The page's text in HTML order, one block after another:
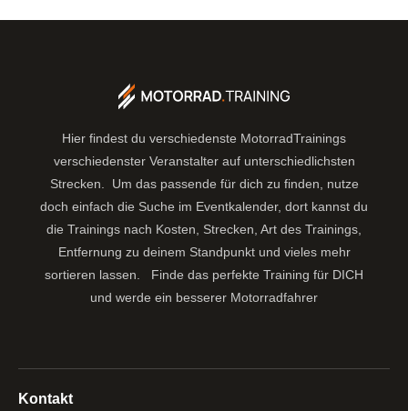
Hier findest du verschiedenste MotorradTrainings
verschiedenster Veranstalter auf unterschiedlichsten
Strecken. Um das passende für dich zu finden, nutze
doch einfach die Suche im Eventkalender, dort kannst du
die Trainings nach Kosten, Strecken, Art des Trainings,
Entfernung zu deinem Standpunkt und vieles mehr
sortieren lassen. Finde das perfekte Training für DICH
und werde ein besserer Motorradfahrer
Kontakt